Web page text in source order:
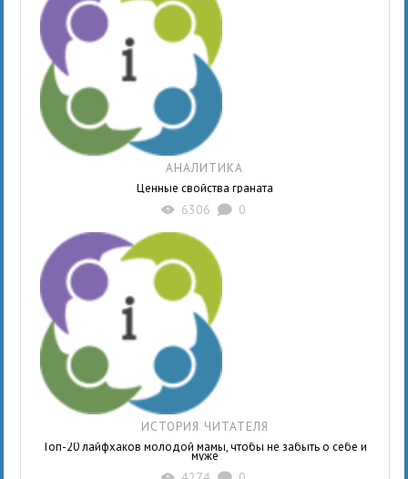
АНАЛИТИКА
Ценные свойства граната
X 6306 K 0
ИСТОРИЯ ЧИТАТЕЛЯ
Топ-20 лайфхаков молодой мамы, чтобы не забыть о себе и
муже